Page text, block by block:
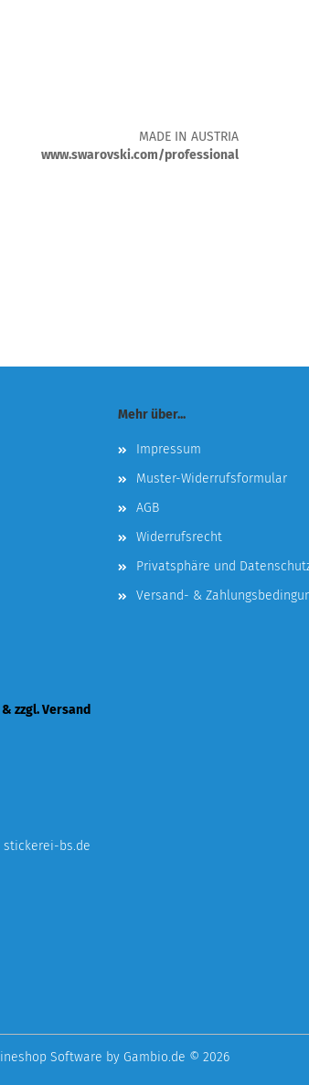
MADE IN AUSTRIA
www.swarovski.com/professional
Mehr über...
Impressum
Muster-Widerrufsformular
AGB
Widerrufsrecht
Privatsphäre und
Versand- &
zzgl. Versand
stickerei-bs.de
Software by Gambio.de © 2026